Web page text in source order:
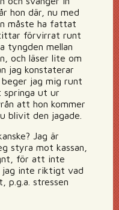
hon där, nu med
måste ha fattat
förvirrat runt
tyngden mellan
och läser lite om
jag konstaterar
jag mig runt
springa ut ur
att hon kommer
blivit den jagade.
Jag är
styra mot kassan,
för att inte
jag inte riktigt vad
p.g.a. stressen